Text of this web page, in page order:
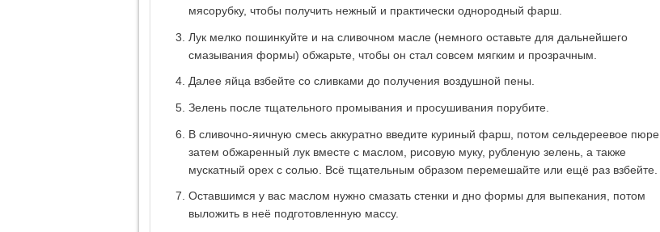
мясорубку, чтобы получить нежный и практически однородный фарш.
Лук мелко пошинкуйте и на сливочном масле (немного оставьте для дальнейшего
смазывания формы) обжарьте, чтобы он стал совсем мягким и прозрачным.
Далее яйца взбейте со сливками до получения воздушной пены.
Зелень после тщательного промывания и просушивания порубите.
В сливочно-яичную смесь аккуратно введите куриный фарш, потом сельдереевое пюре,
затем обжаренный лук вместе с маслом, рисовую муку, рубленую зелень, а также
мускатный орех с солью. Всё тщательным образом перемешайте или ещё раз взбейте.
Оставшимся у вас маслом нужно смазать стенки и дно формы для выпекания, потом
выложить в неё подготовленную массу.